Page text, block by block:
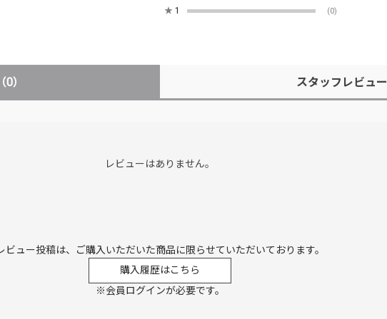
★ 1 (0)
（0） スタッフレビュー
レビューはありません。
ビュー投稿は、ご購入いただいた商品に限らせていただいております。
購入履歴はこちら
※会員ログインが必要です。